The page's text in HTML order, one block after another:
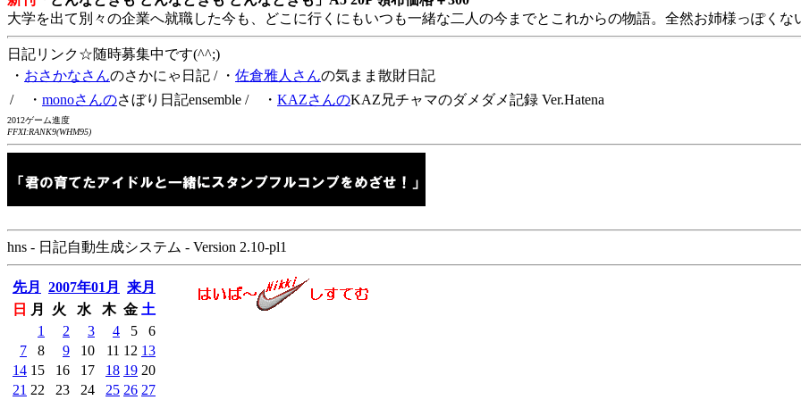
大学を出て別々の企業へ就職した今も、どこに行くにもいつも一緒な二人の今までとこれからの物語。全然お姉様っぽくな
日記リンク☆随時募集中です(^^;)
・ おさかなさんのさかにゃ日記 / ・ 佐倉雅人さんの気まま散財日記
/ ・ monoさんのさぼり日記ensemble / ・ KAZさんのKAZ兄チャマのダメダメ記録 Ver.Hatena
2012ゲーム進度
FFXI:RANK9(WHM95)
hns - 日記自動生成システム - Version 2.10-pl1
先月 2007年01月
来月
日
月 火 水 木 金 土
1
2 3 4 5
6
7
8 9 10 11 12 13
14 15 16 17 18 19 20
21 22 23 24 25 26 27